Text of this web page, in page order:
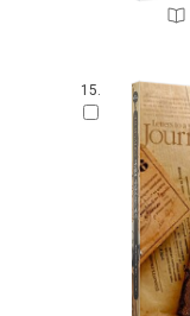
15.